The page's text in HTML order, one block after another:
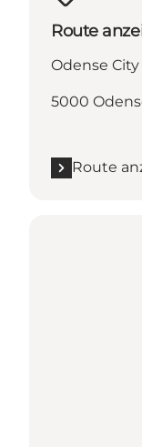
Route
Odense City
5000
Route